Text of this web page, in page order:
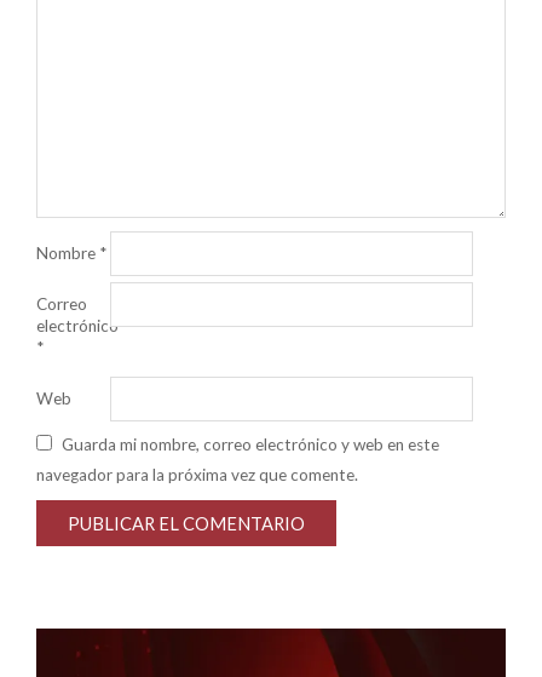
Nombre *
Correo
electrónico
*
Web
Guarda mi nombre, correo electrónico y web en este
navegador para la próxima vez que comente.